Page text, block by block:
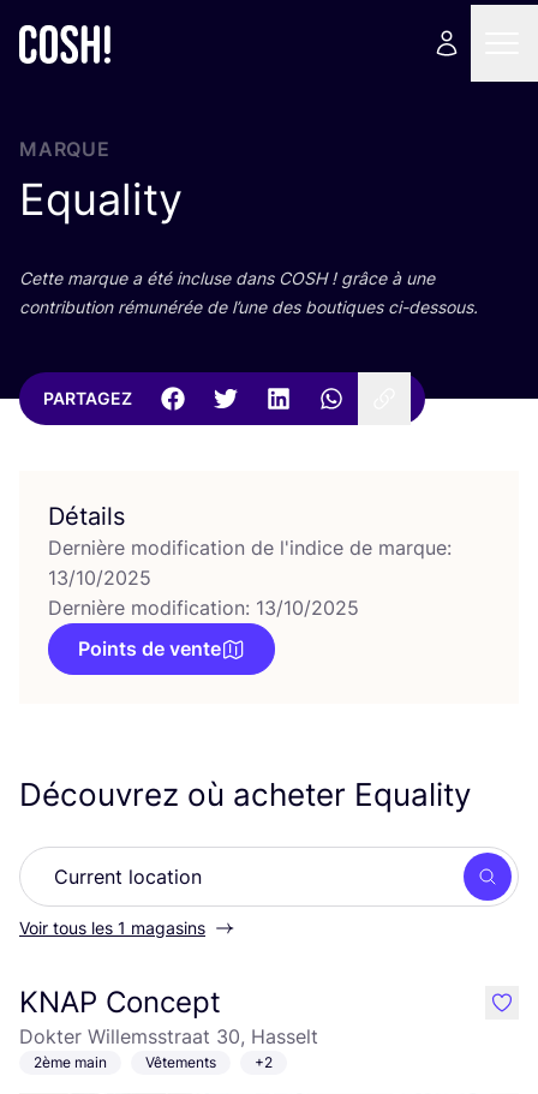
MARQUE
Equality
Cette marque a été incluse dans COSH! grâce à une
contri­bu­tion rému­né­rée de l’une des bou­tiques ci-dessous.
PARTAGEZ
Détails
Dernière modification de l'indice de marque:
13/10/2025
Dernière modification: 13/10/2025
Points de vente
Découvrez où acheter Equality
Voir tous les 1 magasins
KNAP Concept
Dokter Willemsstraat 30, Hasselt
2ème main Vêtements +2
like